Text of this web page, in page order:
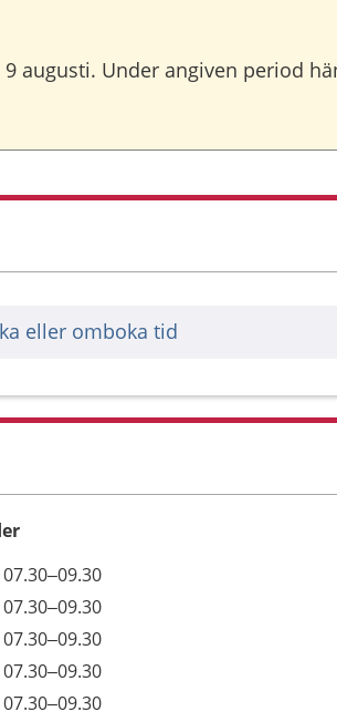
augusti. Under angiven period
eller omboka tid
07.30–09.30
07.30–09.30
07.30–09.30
07.30–09.30
07.30–09.30